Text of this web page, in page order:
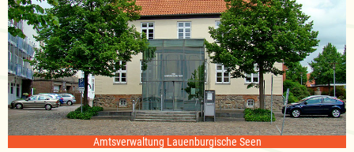
Amtsverwaltung Lauenburgische Seen